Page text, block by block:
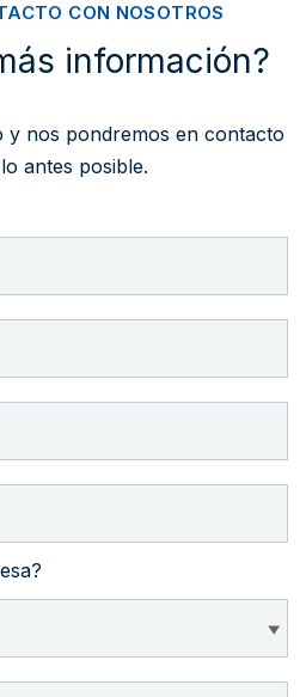
CON NOSOTROS
información?
y nos pondremos en contacto
antes posible.